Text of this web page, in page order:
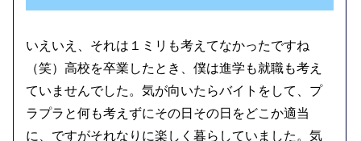
いえいえ、それは１ミリも考えてなかったですね
（笑）高校を卒業したとき、僕は進学も就職も考え
ていませんでした。気が向いたらバイトをして、プ
ラプラと何も考えずにその日その日をどこか適当
に、ですがそれなりに楽しく暮らしていました。気